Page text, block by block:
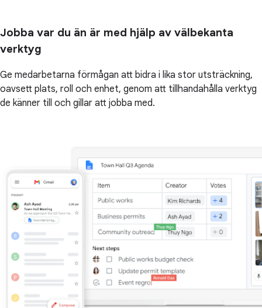
Jobba var du än är med hjälp av välbekanta
verktyg
Ge medarbetarna förmågan att bidra i lika stor utsträckning,
oavsett plats, roll och enhet, genom att tillhandahålla verktyg
de känner till och gillar att jobba med.